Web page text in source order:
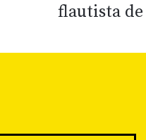
flautista de